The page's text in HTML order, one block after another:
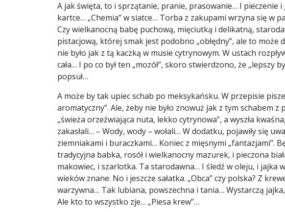
A jak święta, to i sprzątanie, pranie, prasowanie… I pieczenie
kartce… „Chemia” w siatce… Torba z zakupami wrzyna się w
Czy wielkanocną babę puchową, mięciutką i delikatną,
pistacjową, której smak jest podobno „obłędny”, ale to może
nie było jak z tą kaczką w musie cytrynowym. W ustach
cała… I po co był ten „mozół”, skoro stwierdzono, że „lepszy
popsuł…
A może by tak upiec schab po meksykańsku. W przepisie
aromatyczny”. Ale, żeby nie było znowuż jak z tym schabem z
„świeża orzeźwiająca nuta, lekko cytrynowa”, a wyszła
zakasłali… – Wody, wody – wołali… W dodatku, pojawiły się
ziemniakami i buraczkami… Koniec z mięsnymi „fantazjami”.
tradycyjna babka, rosół i wielkanocny mazurek, i pieczona
makowiec, i szarlotka. Ta starodawna… I śledź w oleju, i jajka
wieków znane. No i jeszcze sałatka. „Obca” czy polska? Z
warzywna… Tak lubiana, powszechna i tania… Wystarczą
Ale kto to wszystko zje… „Piesa krew”…